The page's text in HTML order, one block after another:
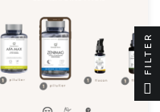
FILTER